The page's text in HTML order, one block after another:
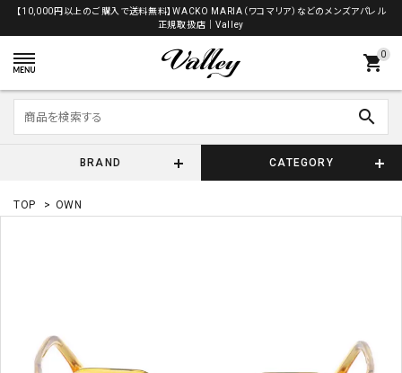
【10,000円以上のご購入で送料無料】WACKO MARIA（ワコマリア）などのメンズアパレル
正規取扱店│Valley
0
shopping_cart
search
BRAND CATEGORY
TOP > OWN